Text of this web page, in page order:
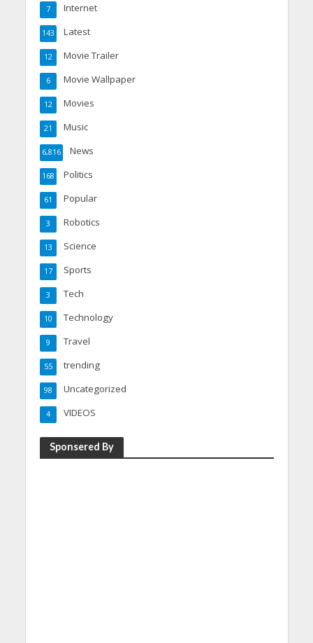
Internet
7
Latest
143
Movie Trailer
12
Movie Wallpaper
6
Movies
12
Music
21
News
6,816
Politics
168
Popular
61
Robotics
3
Science
13
Sports
17
Tech
3
Technology
10
Travel
9
trending
55
Uncategorized
98
VIDEOS
4
Sponsered By